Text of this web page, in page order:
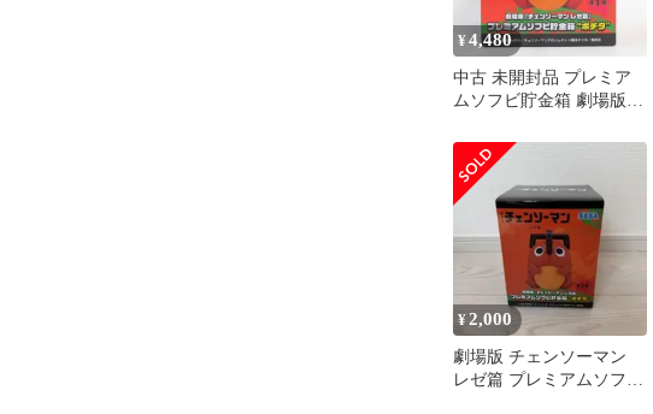
¥4,480
中古 未開封品 プレミア
ムソフビ貯金箱 劇場版
篇』 ポチタ SEGA/セガ
フィギュア pr02608
¥2,000
劇場版 チェンソーマン
レゼ篇 プレミアムソフビ